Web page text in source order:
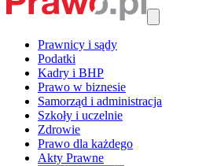
Prawnicy i sądy
Podatki
Kadry i BHP
Prawo w biznesie
Samorząd i administracja
Szkoły i uczelnie
Zdrowie
Prawo dla każdego
Akty Prawne